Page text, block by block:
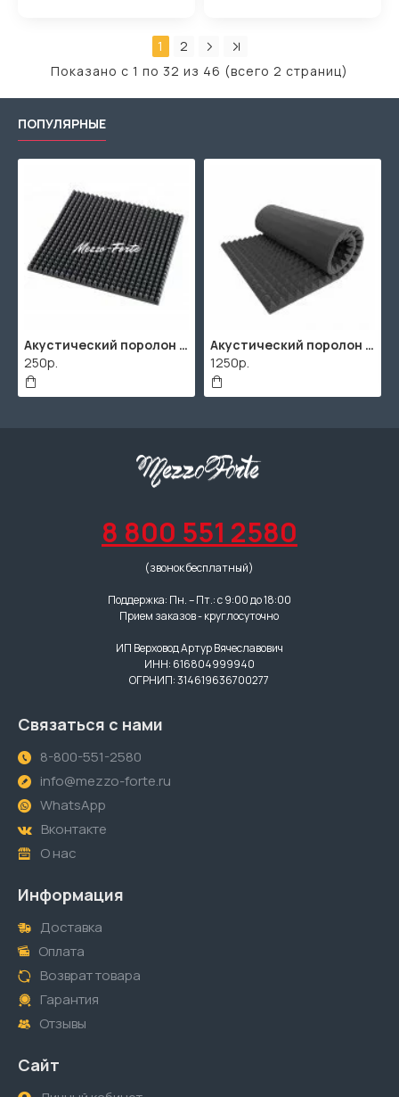
1
2
Показано с 1 по 32 из 46 (всего 2 страниц)
ПОПУЛЯРНЫЕ
Акустический поролон "Пирамида" / 480x480х30мм / Темно-серый
250р.
Акустический поролон "Пирамида" / 2000х1000мм
1250р.
8 800 551 2580
(звонок бесплатный)
Поддержка: Пн. – Пт.: с 9:00 до 18:00
Прием заказов - круглосуточно
ИП Верховод Артур Вячеславович
ИНН: 616804999940
ОГРНИП: 314619636700277
Связаться с нами
8-800-551-2580
info@mezzo-forte.ru
WhatsApp
Вконтакте
О нас
Информация
Доставка
Оплата
Возврат товара
Гарантия
Отзывы
Сайт